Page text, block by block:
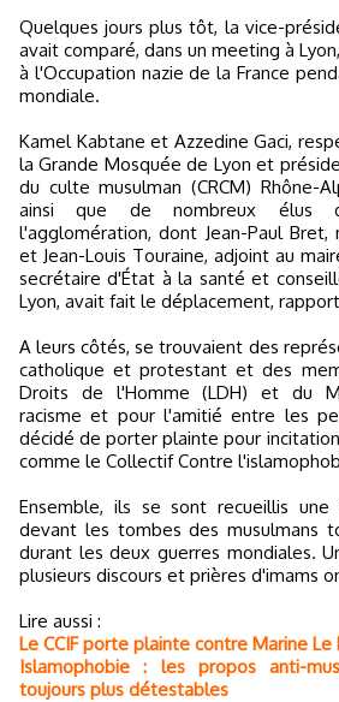
Quelques jours plus tôt, la vice-
avait comparé, dans un meeting à Lyon,
à l'Occupation nazie de la France
mondiale.
Kamel Kabtane et Azzedine Gaci,
la Grande Mosquée de Lyon et
du culte musulman (CRCM) Rhône-
ainsi que de nombreux élus
l'agglomération, dont Jean-Paul Bret,
et Jean-Louis Touraine, adjoint au
secrétaire d'État à la santé et
Lyon, avait fait le déplacement,
A leurs côtés, se trouvaient des
catholique et protestant et des
Droits de l'Homme (LDH) et du
racisme et pour l'amitié entre les
décidé de porter plainte pour
comme le Collectif Contre
Ensemble, ils se sont recueillis
devant les tombes des musulmans
durant les deux guerres mondiales.
plusieurs discours et prières d'imams
Lire aussi :
Le CCIF porte plainte contre Marine Le
Islamophobie : les propos anti-
toujours plus détestables